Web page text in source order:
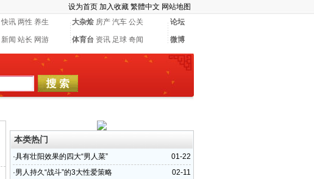
设为首页 加入收藏 繁體中文 网站地图
快讯 两性 养生 大杂烩 房产 汽车 公关 论坛
新闻 站长 网游 体育台 资讯 足球 奇闻 微博
本类热门
01-22
·具有壮阳效果的四大“男人菜”
02-11
·男人持久“战斗”的3大性爱策略